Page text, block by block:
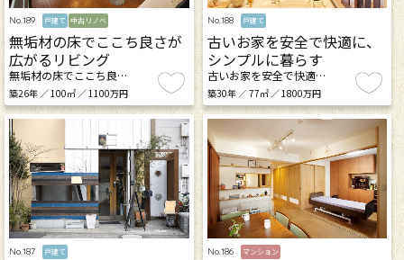
No.189 戸建て 中古リノベ
無垢材の床でここち良さが
広がるリビング
無垢材の床でここち良…
築26年 ／ 100㎡ ／ 1100万円
No.188 戸建て
古いお家を安全で快適に、
シンプルに暮らす
古いお家を安全で快適…
築30年 ／ 77㎡ ／ 1800万円
No.187 戸建て No.186 マンション